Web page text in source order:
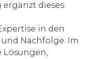
dieses
in den
Nachfolge. Im
Lösungen,